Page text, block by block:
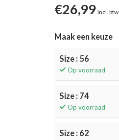
€26,99 Incl. btw
Maak een keuze
Size : 56
Op voorraad
Size : 74
Op voorraad
Size : 62